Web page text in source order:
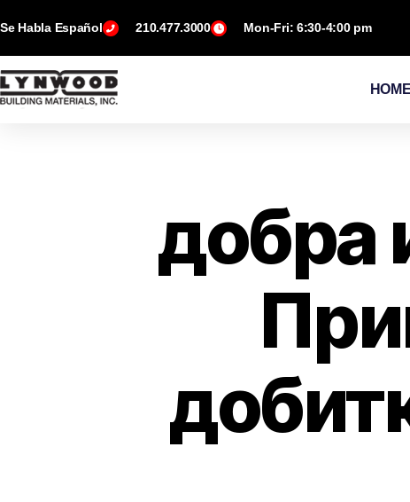
Se Habla Español 210.477.3000 Mon-Fri: 6:30-4:00 pm
HOME
добра